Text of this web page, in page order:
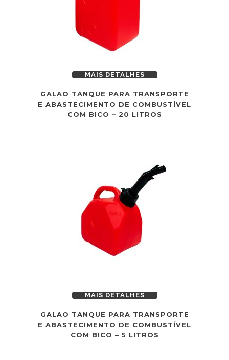
MAIS DETALHES
GALAO TANQUE PARA TRANSPORTE
E ABASTECIMENTO DE COMBUSTÍVEL
COM BICO – 20 LITROS
MAIS DETALHES
GALAO TANQUE PARA TRANSPORTE
E ABASTECIMENTO DE COMBUSTÍVEL
COM BICO – 5 LITROS